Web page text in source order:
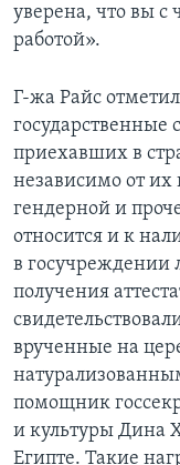
уверена, что вы с
работой».
Г-жа Райс
государственные
приехавших в
независимо от
гендерной и
относится и к
в госучреждении
получения
врученные на
помощник
и культуры Дина
Египте. Такие